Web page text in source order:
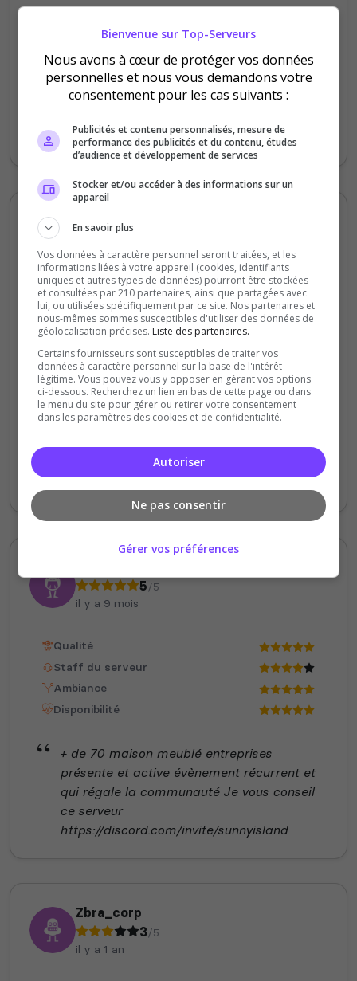
Qualité
Staff du serveur
Ambiance
Disponibilité
serveur sinon top !
Dodorytos
il y a 9 mois
Qualité
Staff du serveur
Disponibilité
Super serveur en évolution chaque jours
avec de bonne amélioration ! L’ambiance
chill, le staff réactif, évents et la
communauté est présente. Sunny Island
5/5
il y a 9 mois
Qualité
Staff du serveur
Ambiance
Disponibilité
+ de 70 maison meublé entreprises
présente et active évènement récurrent et
qui régale la communauté Je vous conseil
ce serveur
https://discord.com/invite/sunnyisland
Zbra_corp
3/5
il y a 1 an
Bienvenue sur Top-Serveurs
Nous avons à cœur de protéger vos données
personnelles et nous vous demandons votre
consentement pour les cas suivants :
Publicités et contenu personnalisés, mesure de
performance des publicités et du contenu, études
d’audience et développement de services
Stocker et/ou accéder à des informations sur un
appareil
En savoir plus
Vos données à caractère personnel seront traitées, et les
informations liées à votre appareil (cookies, identifiants
uniques et autres types de données) pourront être stockées
et consultées par 210 partenaires, ainsi que partagées avec
lui, ou utilisées spécifiquement par ce site. Nos partenaires et
nous-mêmes sommes susceptibles d'utiliser des données de
géolocalisation précises. Liste des partenaires.
Certains fournisseurs sont susceptibles de traiter vos
données à caractère personnel sur la base de l'intérêt
légitime. Vous pouvez vous y opposer en gérant vos options
ci-dessous. Recherchez un lien en bas de cette page ou dans
le menu du site pour gérer ou retirer votre consentement
dans les paramètres des cookies et de confidentialité.
Autoriser
Ne pas consentir
Gérer vos préférences